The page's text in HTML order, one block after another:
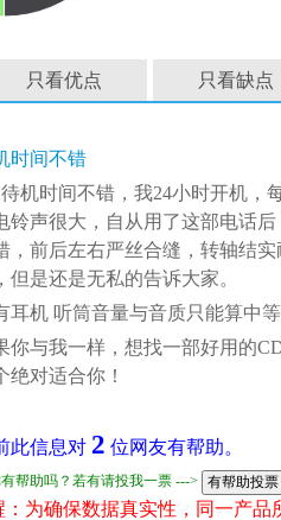
只看优点 只看缺点
时间不错
机时间不错，我24小时开机，
铃声很大，自从用了这部电话
，前后左右严丝合缝，转轴结
但是还是无私的告诉大家。
耳机 听筒音量与音质只能算中
你与我一样，想找一部好用的
绝对适合你！
此信息对 2 位网友有帮助。
帮助吗？若有请投我一票 --->
：为确保数据真实性，同一产